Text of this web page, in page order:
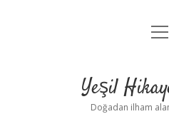
Yasal
Yeşil
Doğadan ilham